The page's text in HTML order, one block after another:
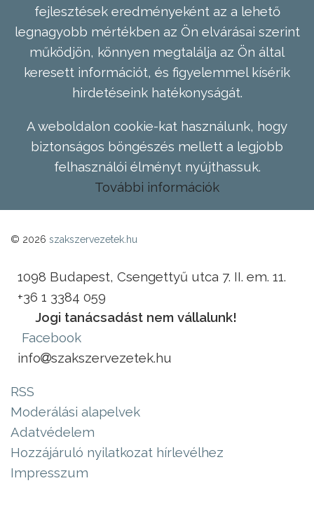
fejlesztések eredményeként az a lehető
legnagyobb mértékben az Ön elvárásai szerint
működjön, könnyen megtalálja az Ön által
keresett információt, és figyelemmel kísérik
hirdetéseink hatékonyságát.
A weboldalon cookie-kat használunk, hogy
biztonságos böngészés mellett a legjobb
felhasználói élményt nyújthassuk.
További információk
© 2026 szakszervezetek.hu
1098 Budapest, Csengettyű utca 7. II. em. 11.
+36 1 3384 059
Jogi tanácsadást nem vállalunk!
Facebook
info
szakszervezetek.hu
RSS
Moderálási alapelvek
Adatvédelem
Hozzájáruló nyilatkozat hírlevélhez
Impresszum